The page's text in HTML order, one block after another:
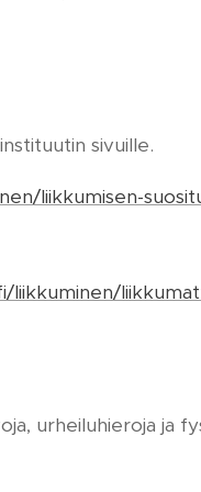
sivuille.
liikkumisen-
liikkuminen/
urheiluhieroja ja